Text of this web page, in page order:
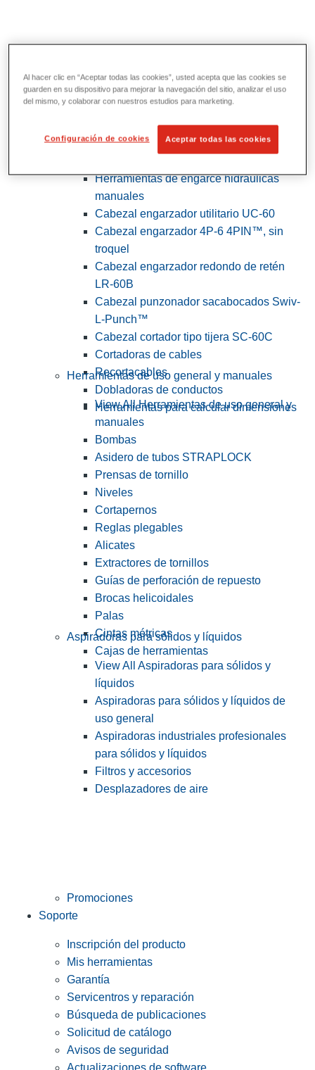
Herramientas de servicios públicos y de
View All Herramientas de servicios
Herramientas de engarce hidráulicas
manuales
Cabezal engarzador utilitario UC-60
Cabezal engarzador 4P-6 4PIN™, sin
troquel
Cabezal engarzador redondo de retén
LR-60B
Cabezal punzonador sacabocados Swiv-
L-Punch™
Cabezal cortador tipo tijera SC-60C
Cortadoras de cables
Recortacables
Dobladoras de conductos
Herramientas para calcular dimensiones
Herramientas de uso general y manuales
View All Herramientas de uso general y
manuales
Bombas
Asidero de tubos STRAPLOCK
Prensas de tornillo
Niveles
Cortapernos
Reglas plegables
Alicates
Extractores de tornillos
Guías de perforación de repuesto
Brocas helicoidales
Palas
Cintas métricas
Cajas de herramientas
Aspiradoras para sólidos y líquidos
View All Aspiradoras para sólidos y
líquidos
Aspiradoras para sólidos y líquidos de
uso general
Aspiradoras industriales profesionales
para sólidos y líquidos
Filtros y accesorios
Desplazadores de aire
Promociones
Soporte
Inscripción del producto
Mis herramientas
Garantía
Servicentros y reparación
Búsqueda de publicaciones
Solicitud de catálogo
Avisos de seguridad
Al hacer clic en “Aceptar todas las cookies”, usted acepta que las cookies se
guarden en su dispositivo para mejorar la navegación del sitio, analizar el uso
del mismo, y colaborar con nuestros estudios para marketing.
Configuración de cookies Aceptar todas las cookies